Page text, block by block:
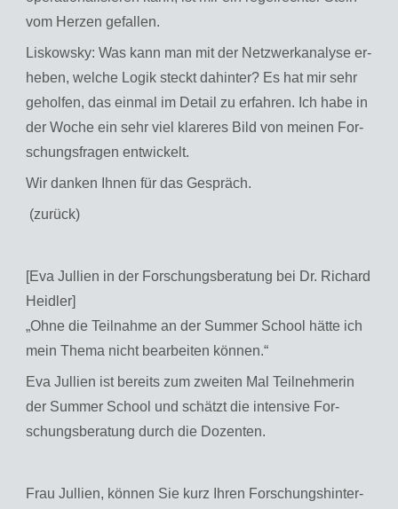
vom Her­zen ge­fal­len.
Lis­kow­sky: Was kann man mit der Netz­werkana­ly­se er­
he­ben, wel­che Logik steckt da­hin­ter? Es hat mir sehr
ge­hol­fen, das ein­mal im De­tail zu er­fah­ren. Ich habe in
der Woche ein sehr viel kla­re­res Bild von mei­nen For­
schungs­fra­gen ent­wi­ckelt.
Wir dan­ken Ihnen für das Ge­spräch.
(zu­rück)
[Eva Jullien in der Forschungsberatung bei Dr. Richard
Heidler]
„Ohne die Teil­nah­me an der Sum­mer School hätte ich
mein Thema nicht be­ar­bei­ten kön­nen.“
Eva Jul­li­en ist be­reits zum zwei­ten Mal Teil­neh­me­rin
der Sum­mer School und schätzt die in­ten­si­ve For­
schungs­be­ra­tung durch die Do­zen­ten.
Frau Jul­li­en, kön­nen Sie kurz Ihren For­schungs­hin­ter­